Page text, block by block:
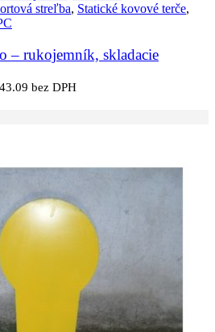
streľba, Statické kovové terče,
– rukojemník, skladacie
bez DPH